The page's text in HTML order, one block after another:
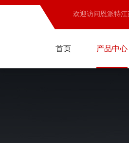
欢迎访问恩派特
首页 产品中心